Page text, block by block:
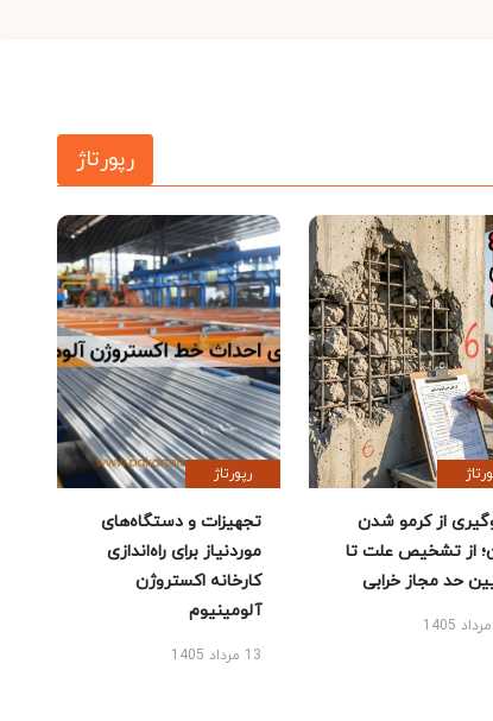
رپورتاژ
از کرمو شدن
از تشخیص علت تا
حد مجاز خرابی
رپورتاژ
تجهیزات و دستگاه‌های
موردنیاز برای راه‌اندازی
کارخانه اکستروژن
آلومینیوم
13 مرداد 1405